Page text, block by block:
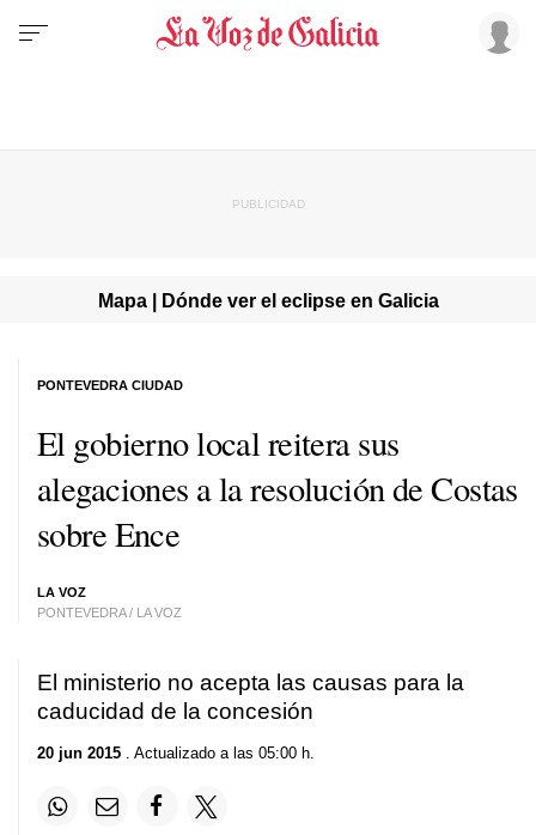
Mapa | Dónde ver el eclipse en Galicia
El gobierno local reitera sus
alegaciones a la resolución de Costas
sobre Ence
LA VOZ
PONTEVEDRA / LA VOZ
PONTEVEDRA CIUDAD
El ministerio no acepta las causas para la
caducidad de la concesión
20 jun 2015 . Actualizado a las 05:00 h.